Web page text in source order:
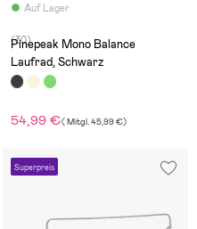
Auf Lager
(30)
Pinepeak Mono Balance
Laufrad, Schwarz
54,99 €(Mitgl.45,99 €)
Superpreis